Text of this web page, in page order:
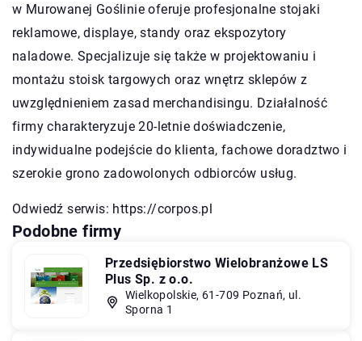
w Murowanej Goślinie oferuje profesjonalne stojaki
reklamowe, displaye, standy oraz ekspozytory
naladowe. Specjalizuje się także w projektowaniu i
montażu stoisk targowych oraz wnętrz sklepów z
uwzględnieniem zasad merchandisingu. Działalność
firmy charakteryzuje 20-letnie doświadczenie,
indywidualne podejście do klienta, fachowe doradztwo i
szerokie grono zadowolonych odbiorców usług.
Odwiedź serwis: https://corpos.pl
Podobne firmy
Przedsiębiorstwo Wielobranżowe LS
Plus Sp. z o.o.
Wielkopolskie, 61-709 Poznań, ul.
Sporna 1